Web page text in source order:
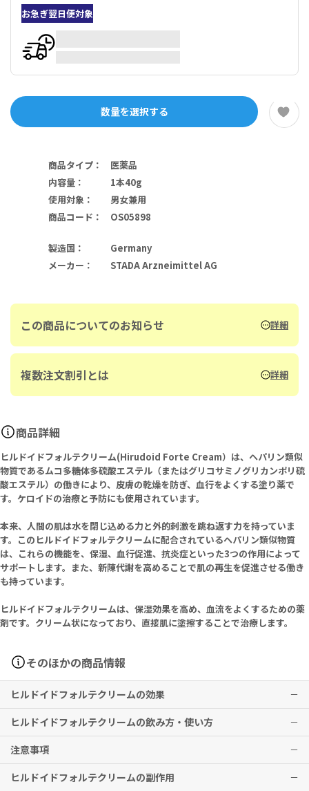
お急ぎ翌日便対象
数量を選択する
商品タイプ ：
医薬品
内容量 ：
1本40g
使用対象 ：
男女兼用
商品コード ： OS05898
製造国 ：
Germany
メーカー ： STADA Arzneimittel AG
この商品についてのお知らせ 詳細
複数注文割引とは 詳細
商品詳細
ヒルドイドフォルテクリーム(Hirudoid Forte Cream）は、ヘパリン類似
物質であるムコ多糖体多硫酸エステル（またはグリコサミノグリカンポリ硫
酸エステル）の働きにより、皮膚の乾燥を防ぎ、血行をよくする塗り薬で
す。ケロイドの治療と予防にも使用されています。
本来、人間の肌は水を閉じ込める力と外的刺激を跳ね返す力を持っていま
す。このヒルドイドフォルテクリームに配合されているヘパリン類似物質
は、これらの機能を、保湿、血行促進、抗炎症といった3つの作用によって
サポートします。また、新陳代謝を高めることで肌の再生を促進させる働き
も持っています。
ヒルドイドフォルテクリームは、保湿効果を高め、血流をよくするための薬
剤です。クリーム状になっており、直接肌に塗擦することで治療します。
そのほかの商品情報
ヒルドイドフォルテクリームの効果
肌への保湿、血行促進及び、抗炎症の治療
※上記は、トルコでの適応です。
※本剤は、日本国内で適応がないため、使用前に必ず医師・薬剤師に
ご相談ください。
ヒルドイドフォルテクリームの飲み方・使い方
治療したい箇所3～5センチの範囲に、1日2～3回、症状により適量を
塗擦してください。
注意事項
安心して使用するために、パッチテストを行ってください。
ヒルドイドフォルテクリームの副作用